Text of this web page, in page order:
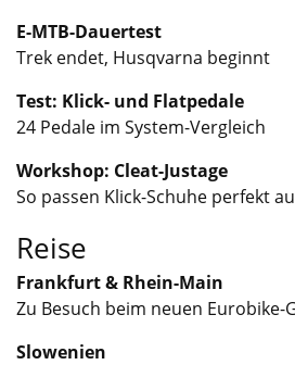
E-MTB-Dauertest
Trek endet, Husqvarna beginnt
Test: Klick- und Flatpedale
24 Pedale im System-Vergleich
Workshop: Cleat-Justage
So passen Klick-Schuhe perfekt
Reise
Frankfurt & Rhein-Main
Zu Besuch beim neuen Eurobike-
Slowenien